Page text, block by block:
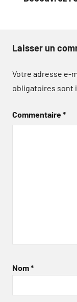
Laisser un
Votre adresse e-
obligatoires sont
Commentaire*
Nom*